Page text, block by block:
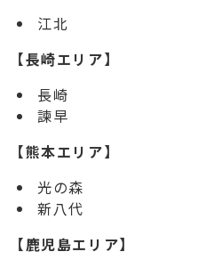
江北
【長崎エリア】
長崎
諫早
【熊本エリア】
光の森
新八代
【鹿児島エリア】